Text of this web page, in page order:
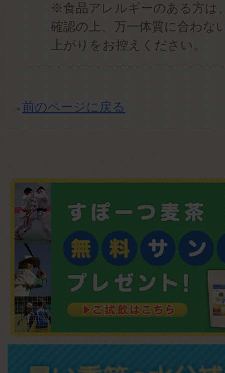
※食品アレルギーのある方は
確認の上、万一体質に合わな
上がりをお控えください。
→前のページに戻る